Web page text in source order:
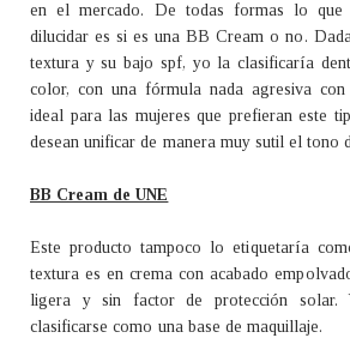
en el mercado. De todas formas lo que
dilucidar es si es una BB Cream o no.
textura y su bajo spf, yo la clasificaría
color, con una fórmula nada agresiva
ideal para las mujeres que prefieran este
desean unificar de manera muy sutil el tono
BB Cream de UNE
Este producto tampoco lo etiquetaría
textura es en crema con acabado
ligera y sin factor de protección solar.
clasificarse como una base de maquillaje.